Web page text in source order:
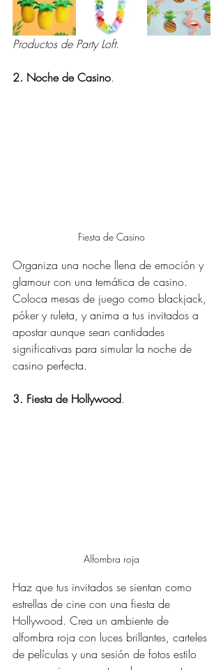
Productos de Party Loft.
2. Noche de Casino.
Fiesta de Casino
Organiza una noche llena de emoción y
glamour con una temática de casino.
Coloca mesas de juego como blackjack,
póker y ruleta, y anima a tus invitados a
apostar aunque sean cantidades
significativas para simular la noche de
casino perfecta.
3. Fiesta de Hollywood.
Alfombra roja
Haz que tus invitados se sientan como
estrellas de cine con una fiesta de
Hollywood. Crea un ambiente de
alfombra roja con luces brillantes, carteles
de películas y una sesión de fotos estilo